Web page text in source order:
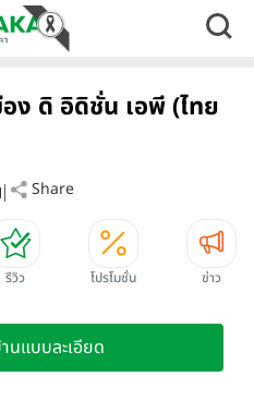
ง ดิ อิดิชั่น เอพี (ไทย
Share
รีวิว โปรโมชั่น ข่าว
นแบบละเอียด